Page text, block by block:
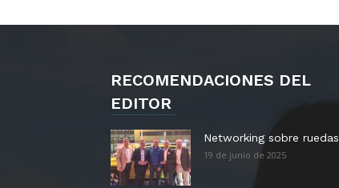
RECOMENDACIONES DEL
EDITOR
Networking sobre ruedas
19 de junio de 2025